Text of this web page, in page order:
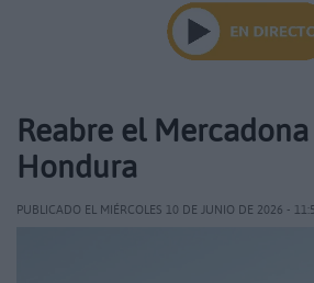
Reabre el
Hondura
PUBLICADO EL MIÉRCOLES 10 DE JUNIO DE 2026 -